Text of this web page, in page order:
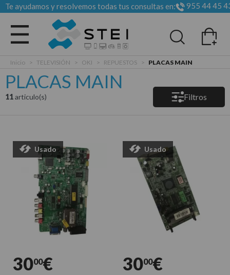
Te ayudamos y resolvemos todas tus consultas en: 955 44 45
Todas las categorias
Inicio > TELEVISIÓN > OKI > REPUESTOS > PLACAS MAIN
PLACAS MAIN
11articulo(s) Filtros
Usado
3000€
Usado
3000€